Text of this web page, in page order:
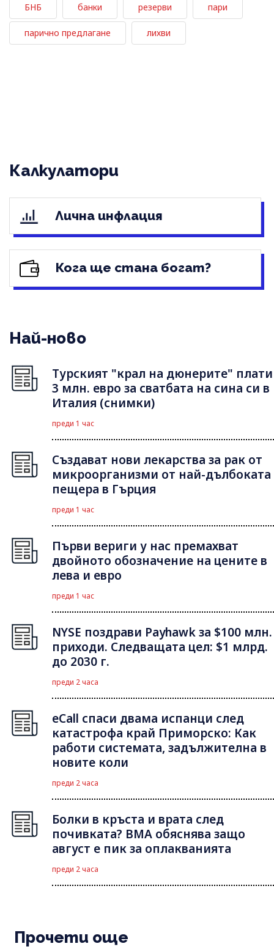
БНБ банки резерви пари
парично предлагане лихви
Калкулатори
Лична инфлация
Кога ще стана богат?
Най-ново
Турският "крал на дюнерите" плати
3 млн. евро за сватбата на сина си в
Италия (снимки)
преди 1 час
Създават нови лекарства за рак от
микроорганизми от най-дълбоката
пещера в Гърция
преди 1 час
Първи вериги у нас премахват
двойното обозначение на цените в
лева и евро
преди 1 час
NYSE поздрави Payhawk за $100 млн.
приходи. Следващата цел: $1 млрд.
до 2030 г.
преди 2 часа
eCall спаси двама испанци след
катастрофа край Приморско: Как
работи системата, задължителна в
новите коли
преди 2 часа
Болки в кръста и врата след
почивката? ВМА обяснява защо
август е пик за оплакванията
преди 2 часа
Прочети още